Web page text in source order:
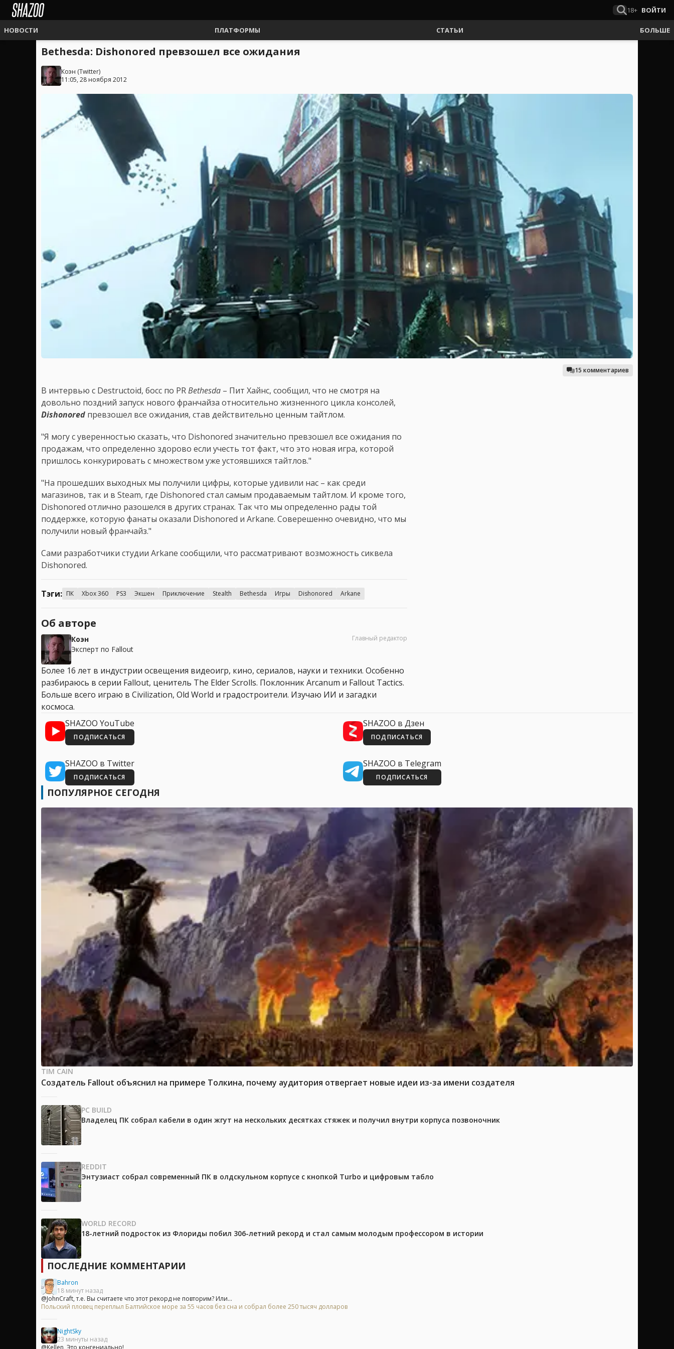
18+ ВОЙТИ
НОВОСТИ ПЛАТФОРМЫ СТАТЬИ БОЛЬШЕ
Bethesda: Dishonored превзошел все ожидания
Коэн (Twitter)
11:05, 28 ноября 2012
15 комментариев
В интервью с Destructoid, босс по PRBethesda – Пит Хайнс, сообщил, что не смотря на
довольно поздний запуск нового франчайза относительно жизненного цикла консолей,
Dishonored превзошел все ожидания, став действительно ценным тайтлом.
"Я могу с уверенностью сказать, что Dishonored значительно превзошел все ожидания по
продажам, что определенно здорово если учесть тот факт, что это новая игра, которой
пришлось конкурировать с множеством уже устоявшихся тайтлов."
"На прошедших выходных мы получили цифры, которые удивили нас – как среди
магазинов, так и в Steam, где Dishonored стал самым продаваемым тайтлом. И кроме того,
Dishonored отлично разошелся в других странах. Так что мы определенно рады той
поддержке, которую фанаты оказали Dishonored и Arkane. Соверешенно очевидно, что мы
получили новый франчайз."
Сами разработчики студии Arkane сообщили, что рассматривают возможность сиквела
Dishonored.
Тэги: ПК Xbox 360 PS3 Экшен Приключение Stealth Bethesda Игры Dishonored Arkane
Об авторе
Коэн
Эксперт по Fallout
Главный редактор
Более 16 лет в индустрии освещения видеоигр, кино, сериалов, науки и техники. Особенно
разбираюсь в серии Fallout, ценитель The Elder Scrolls. Поклонник Arcanum и Fallout Tactics.
Больше всего играю в Civilization, Old World и градостроители. Изучаю ИИ и загадки
космоса.
SHAZOO YouTube
ПОДПИСАТЬСЯ
SHAZOO в Дзен
ПОДПИСАТЬСЯ
SHAZOO в Twitter
ПОДПИСАТЬСЯ
SHAZOO в Telegram
ПОДПИСАТЬСЯ
ПОПУЛЯРНОЕ СЕГОДНЯ
TIM CAIN
Создатель Fallout объяснил на примере Толкина, почему аудитория отвергает новые идеи из-за имени создателя
PC BUILD
Владелец ПК собрал кабели в один жгут на нескольких десятках стяжек и получил внутри корпуса позвоночник
REDDIT
Энтузиаст собрал современный ПК в олдскульном корпусе с кнопкой Turbo и цифровым табло
WORLD RECORD
18-летний подросток из Флориды побил 306-летний рекорд и стал самым молодым профессором в истории
ПОСЛЕДНИЕ КОММЕНТАРИИ
Bahron
18 минут назад
@JohnCraft, т.е. Вы считаете что этот рекорд не повторим? Или...
Польский пловец переплыл Балтийское море за 55 часов без сна и собрал более 250 тысяч долларов
NightSky
23 минуты назад
@Kellen, Это конгениально!